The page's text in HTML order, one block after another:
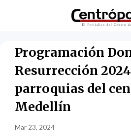
Programación
Resurrección
parroquias del
Medellín
Mar 23, 2024